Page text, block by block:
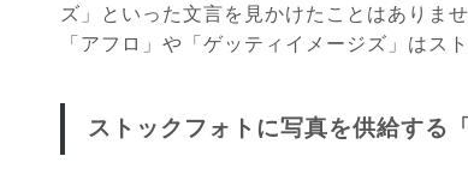
ズ」といった文言を見かけたことはありま
「アフロ」や「ゲッティイメージズ」はス
ストックフォトに写真を供給する